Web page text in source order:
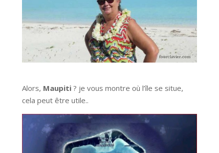
Alors, Maupiti? je vous montre où l’île se situe,
cela peut être utile..